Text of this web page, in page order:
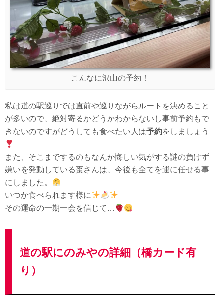
こんなに沢山の予約！
私は道の駅巡りでは直前や巡りながらルートを決めること
が多いので、絶対寄るかどうかわからないし事前予約もで
きないのですがどうしても食べたい人は予約をしましょう
また、そこまでするのもなんか悔しい気がする謎の負けず
嫌いを発動している棗さんは、今後も全てを運に任せる事
にしました。
いつか食べられます様に
その運命の一期一会を信じて…
道の駅にのみやの詳細（橋カード有
り）